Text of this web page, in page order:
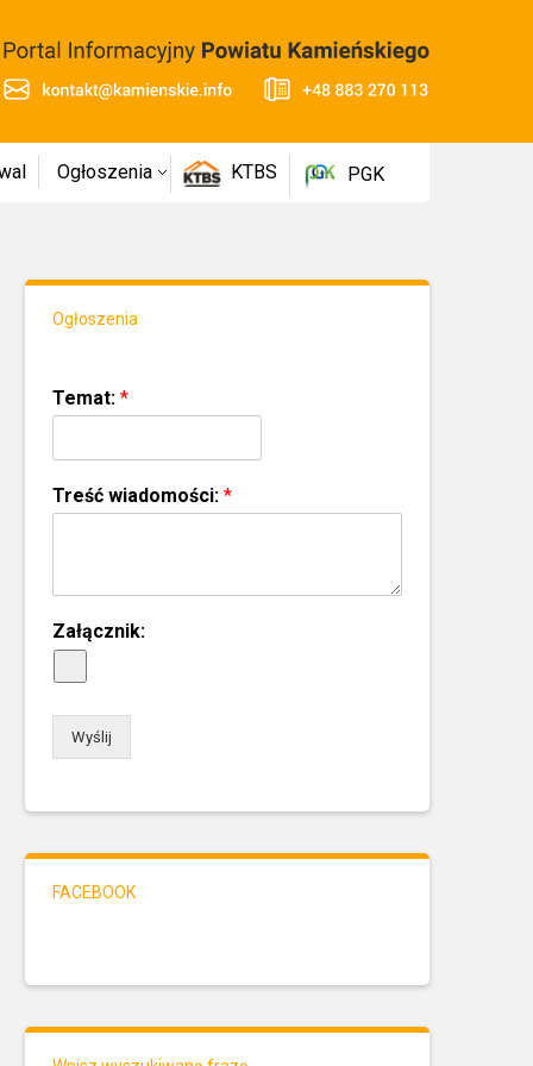
Ogłoszenia KTBS PGK
Ogłoszenia
Temat: *
Treść wiadomości: *
Załącznik:
Wyślij
FACEBOOK